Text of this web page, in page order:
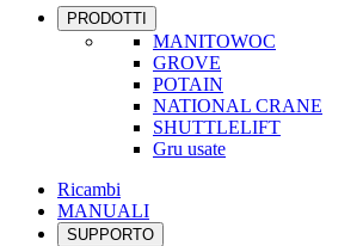
PRODOTTI
MANITOWOC
GROVE
POTAIN
NATIONAL CRANE
SHUTTLELIFT
Gru usate
Ricambi
MANUALI
SUPPORTO